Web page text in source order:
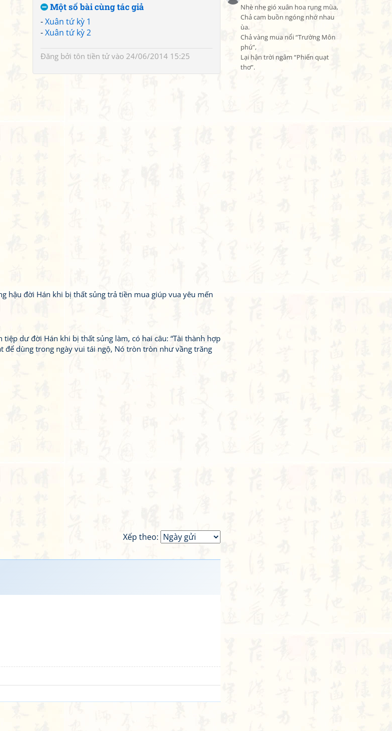
Nhè nhẹ gió xuân hoa rụng mùa,
Chả cam buồn ngóng nhớ nhau
ùa.
Chả vàng mua nổi “Trường Môn
phú”,
Lại hận trời ngâm “Phiến quạt
thơ”.
Một số bài cùng tác giả
-Xuân tứ kỳ 1
-Xuân tứ kỳ 2
Đăng bởi tôn tiền tửvào 24/06/2014 15:25
hậu đời Hán khi bị thất sủng trả tiền mua giúp vua yêu mến
dư đời Hán khi bị thất sủng làm, có hai câu: “Tài thành hợp
để dùng trong ngày vui tái ngộ, Nó tròn tròn như vầng trăng
Xếp theo: